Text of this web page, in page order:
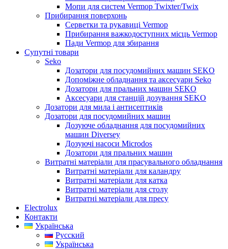
Мопи для систем Vermop Twixter/Twix
Прибирання поверхонь
Серветки та рукавиці Vermop
Прибирання важкодоступних місць Vermop
Пади Vermop для збирання
Супутні товари
Seko
Дозатори для посудомийних машин SEKO
Допоміжне обладнання та аксесуари Seko
Дозатори для пральних машин SEKO
Аксесуари для станцій дозування SEKO
Дозатори для мила і антисептиків
Дозатори для посудомийних машин
Дозуюче обладнання для посудомийних
машин Diversey
Дозуючі насоси Microdos
Дозатори для пральних машин
Витратні матеріали для прасувального обладнання
Витратні матеріали для каландру
Витратні матеріали для катка
Витратні матеріали для столу
Витратні матеріали для пресу
Electrolux
Контакти
Українська
Русский
Українська